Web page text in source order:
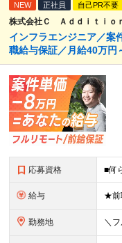
NEW 正社員 自己PR不要
株式会社Ｃ Ａｄｄｉｔｉｏ
インフラエンジニア／案
職給与保証／月給40万円
応募資格
給与
勤務地